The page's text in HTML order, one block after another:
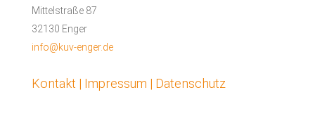
Mittelstraße 87
32130 Enger
info@kuv-enger.de
Kontakt | Impressum | Datenschutz